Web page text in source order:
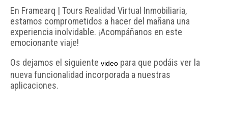
En Framearq | Tours Realidad Virtual Inmobiliaria,
estamos comprometidos a hacer del mañana una
experiencia inolvidable. ¡Acompáñanos en este
emocionante viaje!
Os dejamos el siguiente video para que podáis ver la
nueva funcionalidad incorporada a nuestras
aplicaciones.